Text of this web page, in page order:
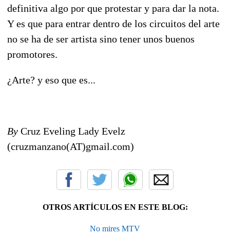
definitiva algo por que protestar y para dar la nota.
Y es que para entrar dentro de los circuitos del arte
no se ha de ser artista sino tener unos buenos
promotores.
¿Arte? y eso que es...
By Cruz Eveling Lady Evelz
(cruzmanzano(AT)gmail.com)
OTROS ARTÍCULOS EN ESTE BLOG:
No mires MTV